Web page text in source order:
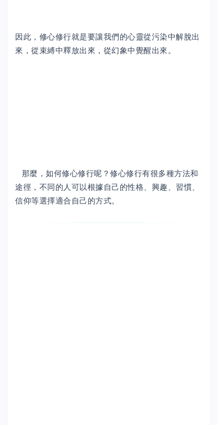
因此，修心修行就是要讓我們的心靈從污染中解脫出
來，從束縛中釋放出來，從幻象中覺醒出來。
那麼，如何修心修行呢？修心修行有很多種方法和
途徑，不同的人可以根據自己的性格、興趣、習慣、
信仰等選擇適合自己的方式。